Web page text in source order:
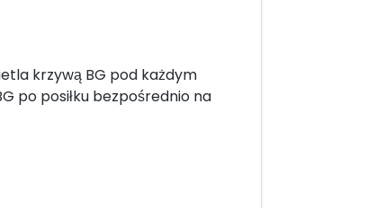
krzywą BG pod każdym
po posiłku bezpośrednio na